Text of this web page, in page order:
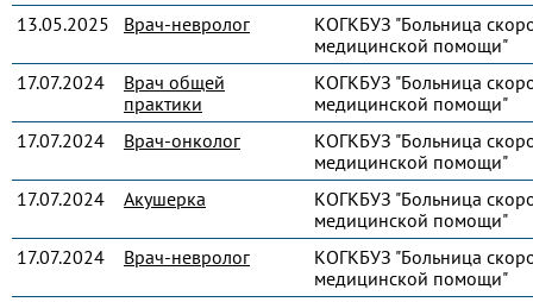
13.05.2025
Врач-невролог
КОГКБУЗ "Больница
медицинской помощи"
17.07.2024
Врач общей
практики
КОГКБУЗ "Больница
медицинской помощи"
17.07.2024
Врач-онколог
КОГКБУЗ "Больница
медицинской помощи"
17.07.2024
Акушерка
КОГКБУЗ "Больница
медицинской помощи"
17.07.2024
Врач-невролог
КОГКБУЗ "Больница
медицинской помощи"